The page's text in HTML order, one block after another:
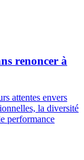
renoncer à
attentes envers
la diversité
performance